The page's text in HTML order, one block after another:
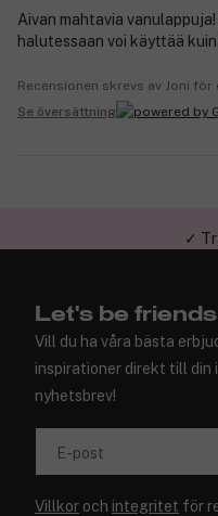
Aivan mahtavia
halutessaan voi käyttää
Recensionen skrevs av Joni
Se översättning
✓
Let's be
Vill du ha våra bästa
inspirationer direkt till din
nyhetsbrev!
E-post
Villkor och integritet för